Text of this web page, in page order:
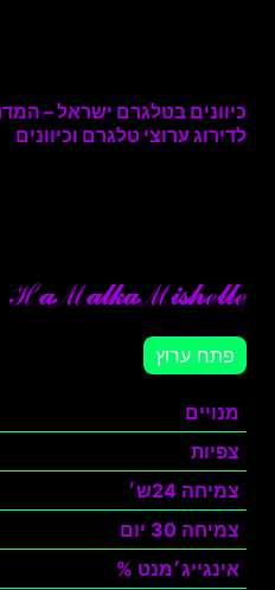
כיוונים בטלגרם ישראל –
לדירוג ערוצי טלגרם וכיוונים
ℋ𝒶ℳ𝒶𝓁𝓀𝒶ℳ𝒾𝓈𝒽ℯ𝓁𝓁ℯ
פתח ערוץ
מנויים
צפיות
צמיחה 24ש׳
צמיחה 30 יום
אינגייג׳מנט %